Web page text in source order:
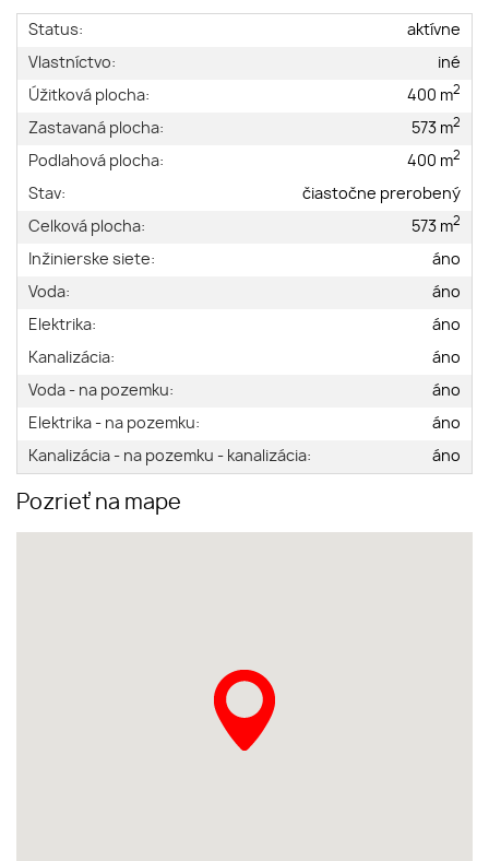
Status:
aktívne
Vlastníctvo:
iné
Úžitková plocha:
400 m2
Zastavaná plocha: 573 m2
Podlahová plocha: 400 m2
Stav:
čiastočne prerobený
Celková plocha:
573 m2
Inžinierske siete:
áno
Voda:
áno
Elektrika:
áno
Kanalizácia:
áno
Voda - na pozemku:
áno
Elektrika - na pozemku:
áno
Kanalizácia - na pozemku - kanalizácia:
áno
Pozrieť na mape